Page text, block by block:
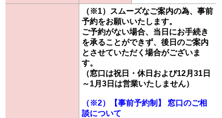
（※1）スムーズなご案内の為、事前
予約をお願いいたします。
ご予約がない場合、当日にお手続き
を承ることができず、後日のご案内
とさせていただく場合がございま
す。
（窓口は祝日・休日および12月31日
～1月3日は営業いたしません）
（※2）【事前予約制】 窓口のご相
談について